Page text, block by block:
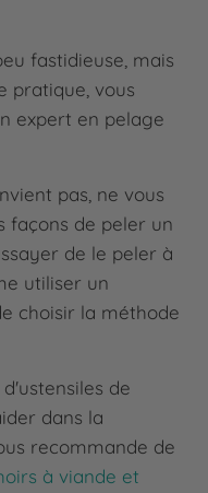
fastidieuse, mais
pratique, vous
expert en pelage
pas, ne vous
façons de peler un
de le peler à
utiliser un
choisir la méthode
de
dans la
recommande de
à viande et